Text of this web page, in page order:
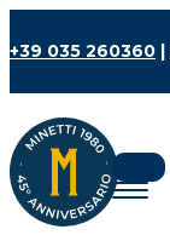
+39 035 260360 |